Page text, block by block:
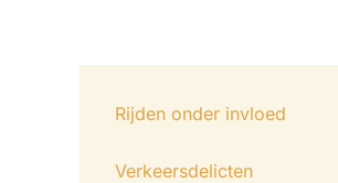
Rijden onder invloed
Verkeersdelicten